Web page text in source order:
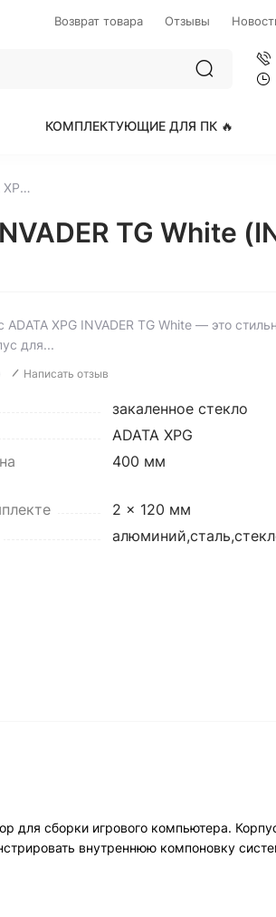
Возврат товара Отзывы
КОМПЛЕКТУЮЩИЕ ДЛЯ ПК 🔥
Компьютерный корпус ADATA XPG INVADER TG White (INVADER-WHCWW)
TG White
XPG INVADER TG White — это
для...
Написать отзыв
закаленное стекло
ADATA XPG
400 мм
2 x 120 мм
для сборки игрового компьютера.
внутреннюю компоновку